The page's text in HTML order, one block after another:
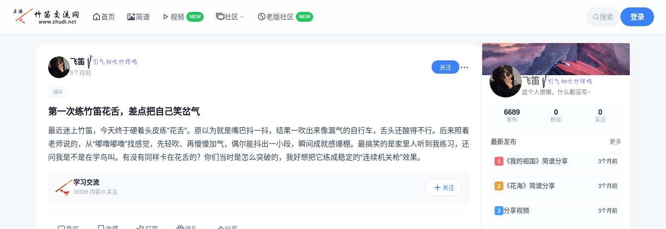
首页 简谱 视频 NEW 社区 老版社区 NEW 搜索 登录
飞笛
5个月前
关注
4
第一次练竹笛花舌，差点把自己笑岔气
最近迷上竹笛，今天终于硬着头皮练“花舌”。原以为就是嘴巴抖一抖，结果一吹出来像漏气的自行车，舌头还酸得不行。后来照着
老师说的，从“嘟噜嘟噜”找感觉，先轻吹、再慢慢加气，偶尔能抖出一小段，瞬间成就感爆棚。最搞笑的是家里人听到我练习，还
问我是不是在学鸟叫。有没有同样卡在花舌的？你们当时是怎么突破的，我好想把它练成稳定的“连续机关枪”效果。
学习交流
35598 内容 0 关注
关注
飞笛
这个人很懒，什么都没写~
6689
发布
0
粉丝
0
关注
最新发布 更多
1 《我的祖国》简谱分享 3个月前
2 《花海》简谱分享 3个月前
3 分享视频 3个月前